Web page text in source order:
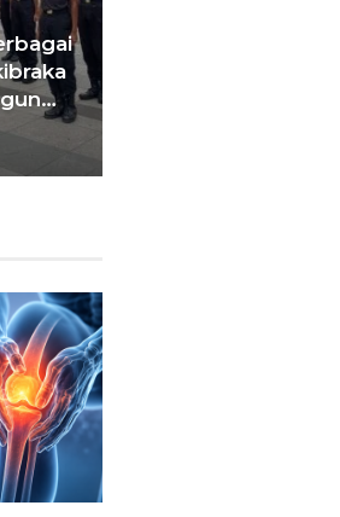
Gerbang Sekolah Dibuka Usai
Mediasi, Pemkot Bandung
Percepat Relokasi SDN 026…